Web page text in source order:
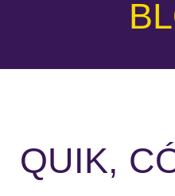
QUIK,